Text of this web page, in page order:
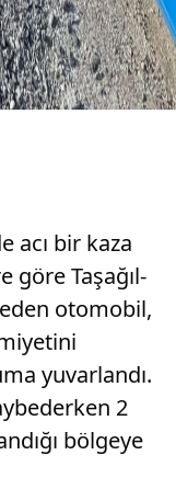
acı bir kaza
göre Taşağıl-
otomobil,
yuvarlandı.
2
bölgeye